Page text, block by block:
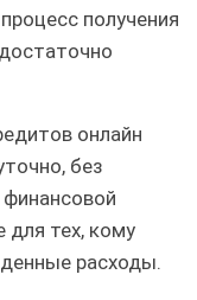
получения
онлайн
без
для тех, кому
расходы.